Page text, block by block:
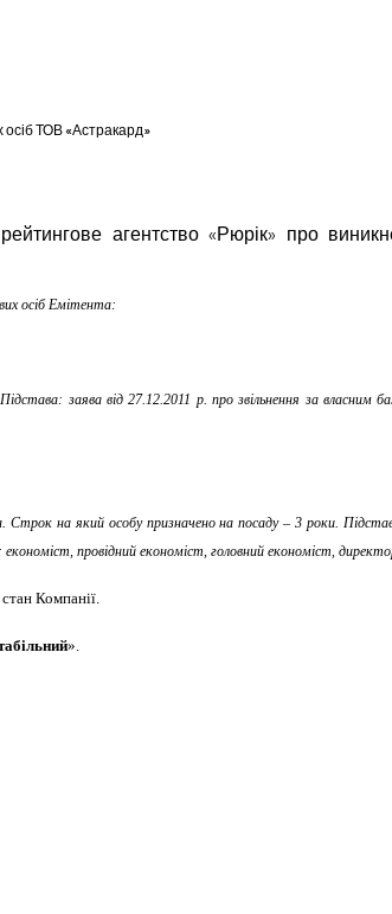
осіб ТОВ «Астракард»
агентство «Рюрік» про
осіб Емітента:
заява від 27.12.2011 р. про звільнення за
на який особу призначено на посаду – 3 роки.
провідний економіст, головний економіст,
Компанії.
».